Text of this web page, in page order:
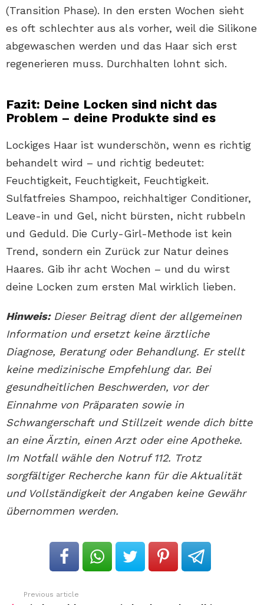
(Transition Phase). In den ersten Wochen sieht
es oft schlechter aus als vorher, weil die Silikone
abgewaschen werden und das Haar sich erst
regenerieren muss. Durchhalten lohnt sich.
Fazit: Deine Locken sind nicht das
Problem – deine Produkte sind es
Lockiges Haar ist wunderschön, wenn es richtig
behandelt wird – und richtig bedeutet:
Feuchtigkeit, Feuchtigkeit, Feuchtigkeit.
Sulfatfreies Shampoo, reichhaltiger Conditioner,
Leave-in und Gel, nicht bürsten, nicht rubbeln
und Geduld. Die Curly-Girl-Methode ist kein
Trend, sondern ein Zurück zur Natur deines
Haares. Gib ihr acht Wochen – und du wirst
deine Locken zum ersten Mal wirklich lieben.
Hinweis:Dieser Beitrag dient der allgemeinen
Information und ersetzt keine ärztliche
Diagnose, Beratung oder Behandlung. Er stellt
keine medizinische Empfehlung dar. Bei
gesundheitlichen Beschwerden, vor der
Einnahme von Präparaten sowie in
Schwangerschaft und Stillzeit wende dich bitte
an eine Ärztin, einen Arzt oder eine Apotheke.
Im Notfall wähle den Notruf 112. Trotz
sorgfältiger Recherche kann für die Aktualität
und Vollständigkeit der Angaben keine Gewähr
übernommen werden.
Previous article